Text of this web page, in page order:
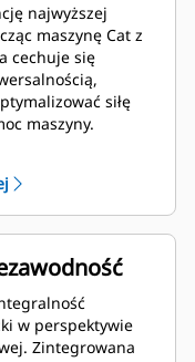
najwyższej
maszynę Cat z
cechuje się
siłę
maszyny.
Zwiększony
zapewnia
dolnej części
koszty związane z
najwyższe
Łyżki Cat
cięcie
w perspektywie
Zintegrowana